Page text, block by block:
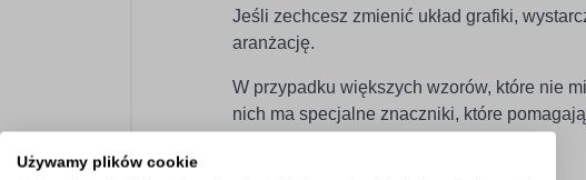
Jeśli zechcesz zmienić układ grafiki,
aranżację.
W przypadku większych wzorów, które nie
nich ma specjalne znaczniki, które
Używamy plików cookie